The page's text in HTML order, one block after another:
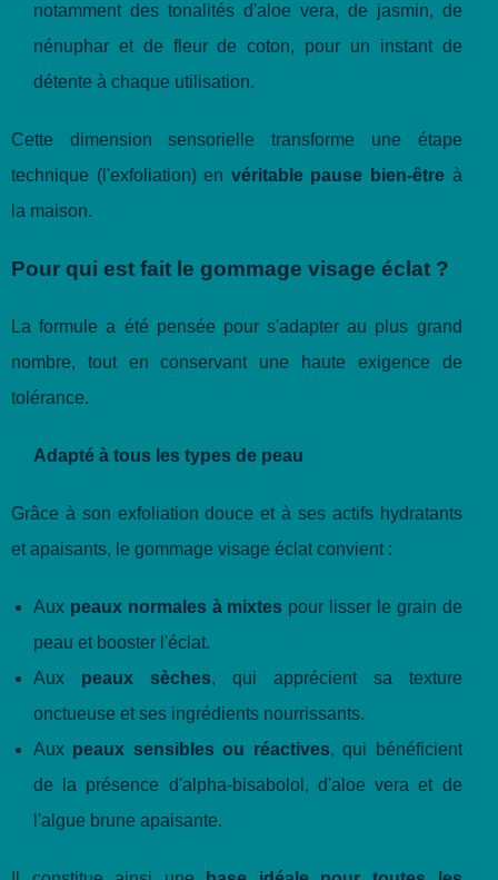
notamment des tonalités d'aloe vera, de jasmin, de
nénuphar et de fleur de coton, pour un instant de
détente à chaque utilisation.
Cette dimension sensorielle transforme une étape
technique (l'exfoliation) en véritable pause bien-être à
la maison.
Pour qui est fait le gommage visage éclat ?
La formule a été pensée pour s'adapter au plus grand
nombre, tout en conservant une haute exigence de
tolérance.
Adapté à tous les types de peau
Grâce à son exfoliation douce et à ses actifs hydratants
et apaisants, le gommage visage éclat convient :
Aux peaux normales à mixtes pour lisser le grain de
peau et booster l'éclat.
Aux peaux sèches, qui apprécient sa texture
onctueuse et ses ingrédients nourrissants.
Aux peaux sensibles ou réactives, qui bénéficient
de la présence d'alpha-bisabolol, d'aloe vera et de
l'algue brune apaisante.